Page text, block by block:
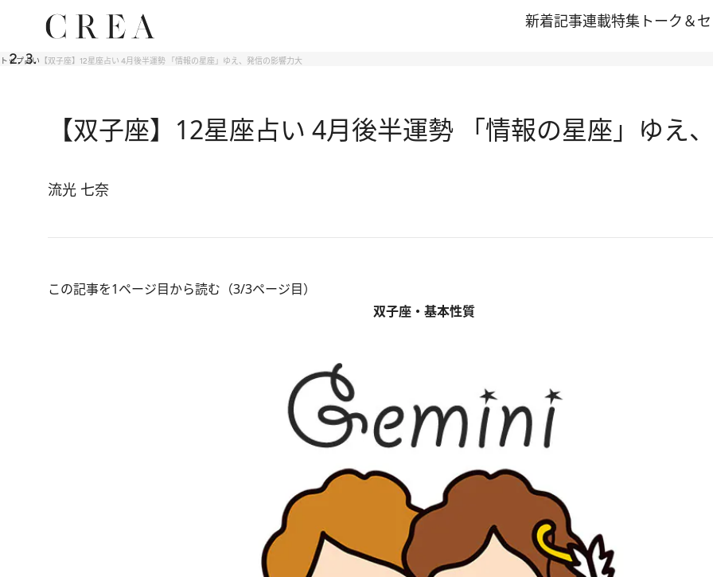
新着記事連載特集 トーク＆
トップ占い 【双子座】12星座占い 4月後半運勢 「情報の星座」ゆえ、発信の影響力大
【双子座】12星座占い 4月後半運勢 「情報の星座」ゆえ
流光 七奈
この記事を1ページ目から読む（3/3ページ目）
双子座・基本性質